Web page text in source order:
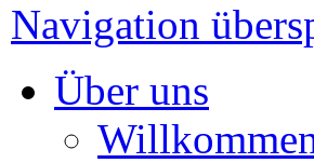
Navigation
Über uns